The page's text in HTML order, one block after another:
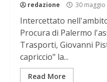
redazione 30 maggio
Intercettato
Procura di Palermo
Trasporti, Giovanni
capriccio" la...
Read More